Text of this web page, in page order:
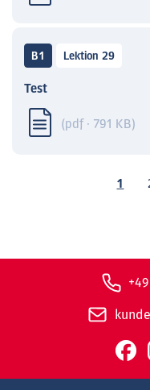
B1 Lektion 29
Test
(pdf · 791 KB)
1